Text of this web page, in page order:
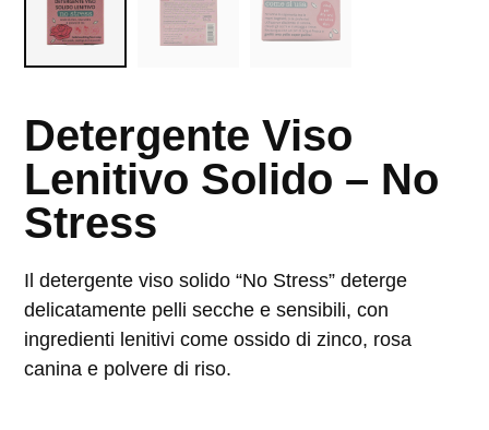
Detergente Viso
Lenitivo Solido – No
Stress
Il detergente viso solido “No Stress” deterge
delicatamente pelli secche e sensibili, con
ingredienti lenitivi come ossido di zinco, rosa
canina e polvere di riso.